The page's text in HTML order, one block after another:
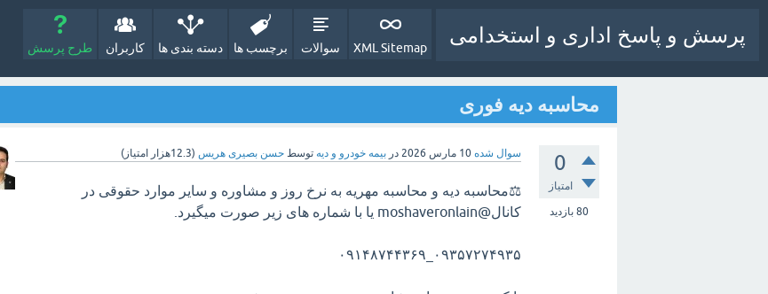
پرسش و پاسخ اداری و استخدامی
XML Sitemap سوالات برچسب ها دسته بندی ها کاربران طرح پرسش
محاسبه دیه فوری
0
امتیاز
80 بازدید
سوال شده 10 مارس 2026 در بیمه خودرو و دیه توسط حسن بصیری هریس (12.3هزار امتیاز)
⚖️محاسبه دیه و محاسبه مهریه به نرخ روز و مشاوره و سایر موارد حقوقی در
کانال@moshaveronlain یا با شماره های زیر صورت میگیرد.
۰۹۳۵۷۲۷۴۹۳۵_۰۹۱۴۸۷۴۴۳۶۹